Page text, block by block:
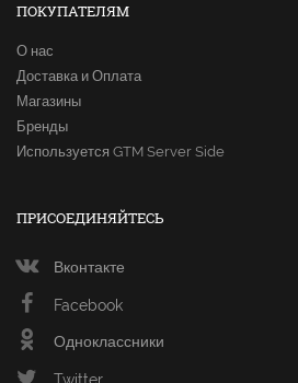
ПОКУПАТЕЛЯМ
О нас
Доставка и Оплата
Магазины
Бренды
Используется GTM Server Side
ПРИСОЕДИНЯЙТЕСЬ
Вконтакте
Facebook
Одноклассники